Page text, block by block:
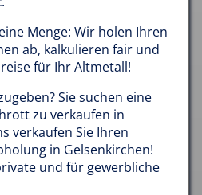
Menge: Wir holen Ihren
ab, kalkulieren fair und
für Ihr Altmetall!
Sie suchen eine
zu verkaufen in
verkaufen Sie Ihren
in Gelsenkirchen!
und für gewerbliche